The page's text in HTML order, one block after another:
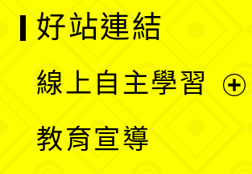
好站連結
線上自主學習
教育宣導